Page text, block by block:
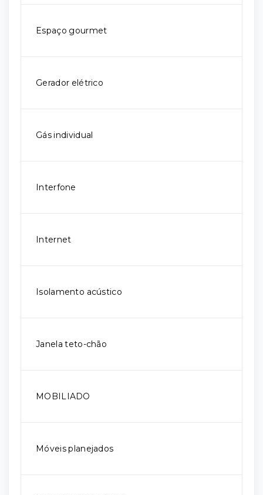
Espaço gourmet
Gerador elétrico
Gás individual
Interfone
Internet
Isolamento acústico
Janela teto-chão
MOBILIADO
Móveis planejados